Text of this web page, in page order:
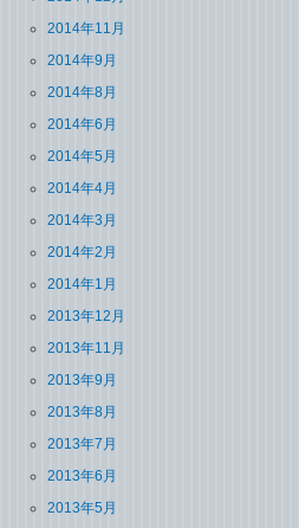
2014年11月
2014年9月
2014年8月
2014年6月
2014年5月
2014年4月
2014年3月
2014年2月
2014年1月
2013年12月
2013年11月
2013年9月
2013年8月
2013年7月
2013年6月
2013年5月